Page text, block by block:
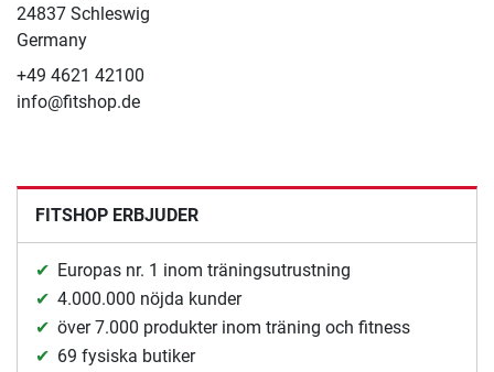
24837 Schleswig
Germany
+49 4621 42100
info@fitshop.de
FITSHOP ERBJUDER
Europas nr. 1 inom träningsutrustning
4.000.000 nöjda kunder
över 7.000 produkter inom träning och fitness
69 fysiska butiker